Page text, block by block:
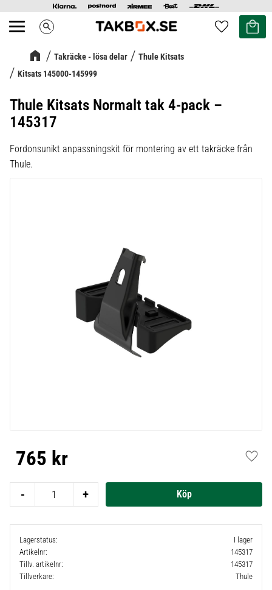
Meny search Favoriter
Kundvagn
Takräcke - lösa delar
Thule Kitsats
Kitsats 145000-145999
Thule Kitsats Normalt tak 4-pack –
145317
Fordonsunikt anpassningskit för montering av ett takräcke från
Thule.
765 kr
+
-
Lagerstatus
I lager
Artikelnr
145317
Tillv. artikelnr
145317
Tillverkare
Thule